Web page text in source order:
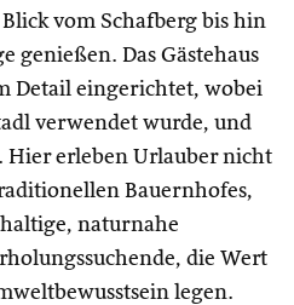
vom Schafberg bis hin
genießen. Das Gästehaus
Detail eingerichtet, wobei
verwendet wurde, und
Hier erleben Urlauber nicht
Bauernhofes,
naturnahe
die Wert
legen.